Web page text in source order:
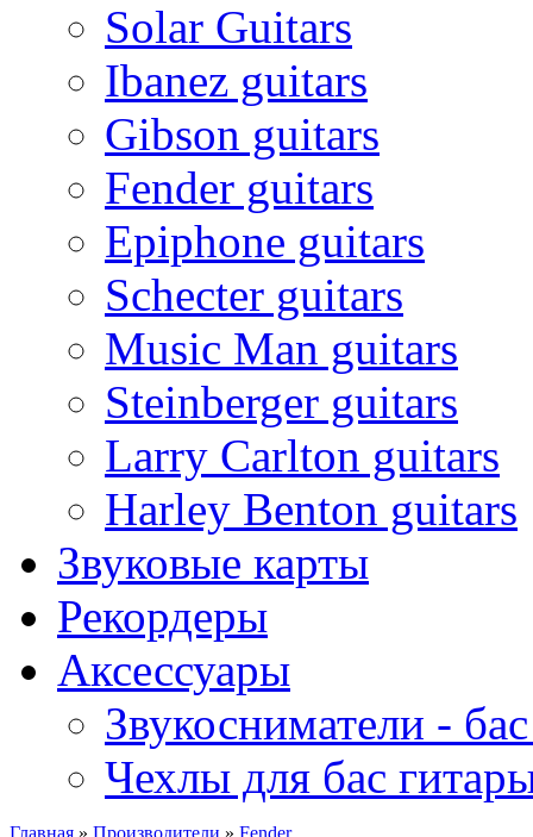
Solar Guitars
Ibanez guitars
Gibson guitars
Fender guitars
Epiphone guitars
Schecter guitars
Music Man guitars
Steinberger guitars
Larry Carlton guitars
Harley Benton guitars
Звуковые карты
Рекордеры
Аксессуары
Звукосниматели -
Чехлы для бас
Главная » Производители » Fender